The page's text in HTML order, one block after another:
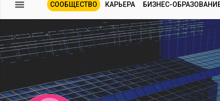
СООБЩЕСТВО КАРЬЕРА БИЗНЕС-